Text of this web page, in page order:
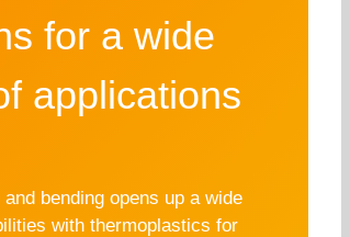
for a wide
applications
bending opens up a wide
with thermoplastics for